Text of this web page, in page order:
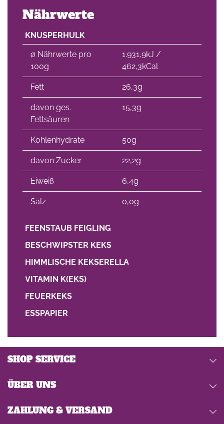
Nährwerte
KNUSPERHULK
∅ Nährwerte pro
100g
1.931,9kJ /
462,3kCal
Fett 26,3g
davon ges.
Fettsäuren
15,3g
Kohlenhydrate 50g
davon Zucker 22,2g
Eiweiß 6,4g
Salz 0,0g
FEENSTAUB FEIGLING
BESCHWIPSTER KEKS
HIMMLISCHE KEKSERELLA
VITAMIN K(EKS)
FEUERKEKS
ESSPAPIER
SHOP SERVICE
ÜBER UNS
ZAHLUNG & VERSAND